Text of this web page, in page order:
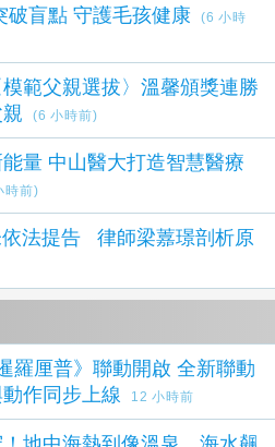
破盲點 守護毛孩健康
(6 小時
範父親選拔〉溫馨頒獎連勝
(6 小時前)
量 中山醫大打造智慧醫療
時前)
法提告 律師梁䕒璟剖析原
羅厘普》聯動開啟 全新聯動
作同步上線
12 小時前